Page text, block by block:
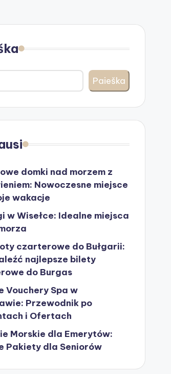
Paieška
domki nad morzem z
Nowoczesne miejsce
wakacje
w Wisełce: Idealne miejsca
czarterowe do Bułgarii:
najlepsze bilety
do Burgas
Vouchery Spa w
Przewodnik po
i Ofertach
Morskie dla Emerytów:
Pakiety dla Seniorów